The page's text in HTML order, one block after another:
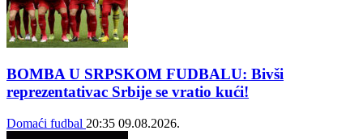
BOMBA U SRPSKOM FUDBALU: Bivši
reprezentativac Srbije se vratio kući!
Domaći fudbal 20:35 09.08.2026.